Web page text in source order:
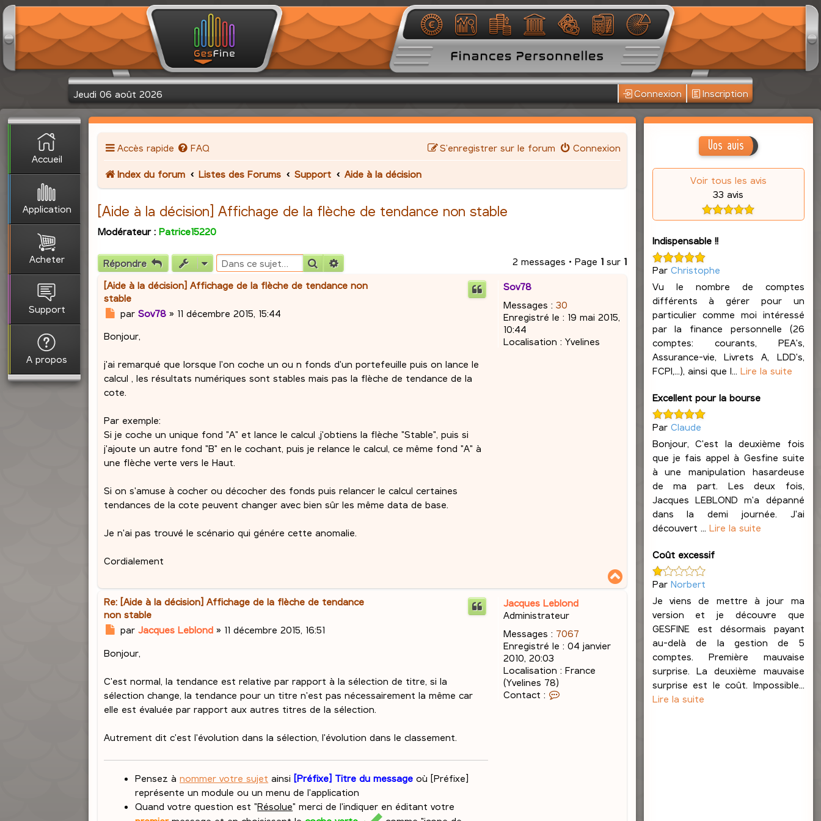
Jeudi 06 août 2026 Connexion Inscription
Accueil
Application
Acheter
Support
A propos
Accès rapide FAQ Connexion
S’enregistrer sur le forum
Index du forum Listes des Forums Support Aide à la décision
[Aide à la décision] Affichage de la flèche de tendance non stable
Modérateur : Patrice15220
Répondre Rechercher 2 messages • Page 1sur 1
Sov78
Messages : 30
Enregistré le : 19 mai 2015,
10:44
Localisation : Yvelines
[Aide à la décision] Affichage de la flèche de tendance non
stable
M
s
a
e
par Sov78 » 11 décembre 2015, 15:44
Bonjour,
j'ai remarqué que lorsque l'on coche un ou n fonds d'un portefeuille puis on lance le
calcul , les résultats numériques sont stables mais pas la flèche de tendance de la
cote.
Par exemple:
Si je coche un unique fond "A" et lance le calcul ,j'obtiens la flèche "Stable", puis si
j'ajoute un autre fond "B" en le cochant, puis je relance le calcul, ce même fond "A" à
une flèche verte vers le Haut.
Si on s'amuse à cocher ou décocher des fonds puis relancer le calcul certaines
tendances de la cote peuvent changer avec bien sûr les même data de base.
Je n'ai pas trouvé le scénario qui génére cette anomalie.
Cordialement
Jacques Leblond
Administrateur
Messages : 7067
Enregistré le : 04 janvier
2010, 20:03
Localisation : France
(Yvelines 78)
Contact :
Re: [Aide à la décision] Affichage de la flèche de tendance
non stable
M
s
a
e
par Jacques Leblond » 11 décembre 2015, 16:51
Bonjour,
C'est normal, la tendance est relative par rapport à la sélection de titre, si la
sélection change, la tendance pour un titre n'est pas nécessairement la même car
elle est évaluée par rapport aux autres titres de la sélection.
Autrement dit c'est l'évolution dans la sélection, l'évolution dans le classement.
Pensez ànommer votre sujet ainsi [Préfixe] Titre du message où [Préfixe]
représente un module ou un menu de l'application
Quand votre question est "Résolue" merci de l'indiquer en éditant votre
Vos avis
Voir tous les avis
33 avis
Indispensable !!
Par Christophe
Vu le nombre de comptes
différents à gérer pour un
particulier comme moi intéressé
par la finance personnelle (26
comptes: courants, PEA's,
Assurance-vie, Livrets A, LDD's,
FCPI,...), ainsi que l... Lire la suite
Excellent pour la bourse
Par Claude
Bonjour, C'est la deuxième fois
que je fais appel à Gesfine suite
à une manipulation hasardeuse
de ma part. Les deux fois,
Jacques LEBLOND m'a dépanné
dans la demi journée. J'ai
découvert ... Lire la suite
Coût excessif
Par Norbert
Je viens de mettre à jour ma
version et je découvre que
GESFINE est désormais payant
au-delà de la gestion de 5
comptes. Première mauvaise
surprise. La deuxième mauvaise
surprise est le coût. Impossible...
Lire la suite